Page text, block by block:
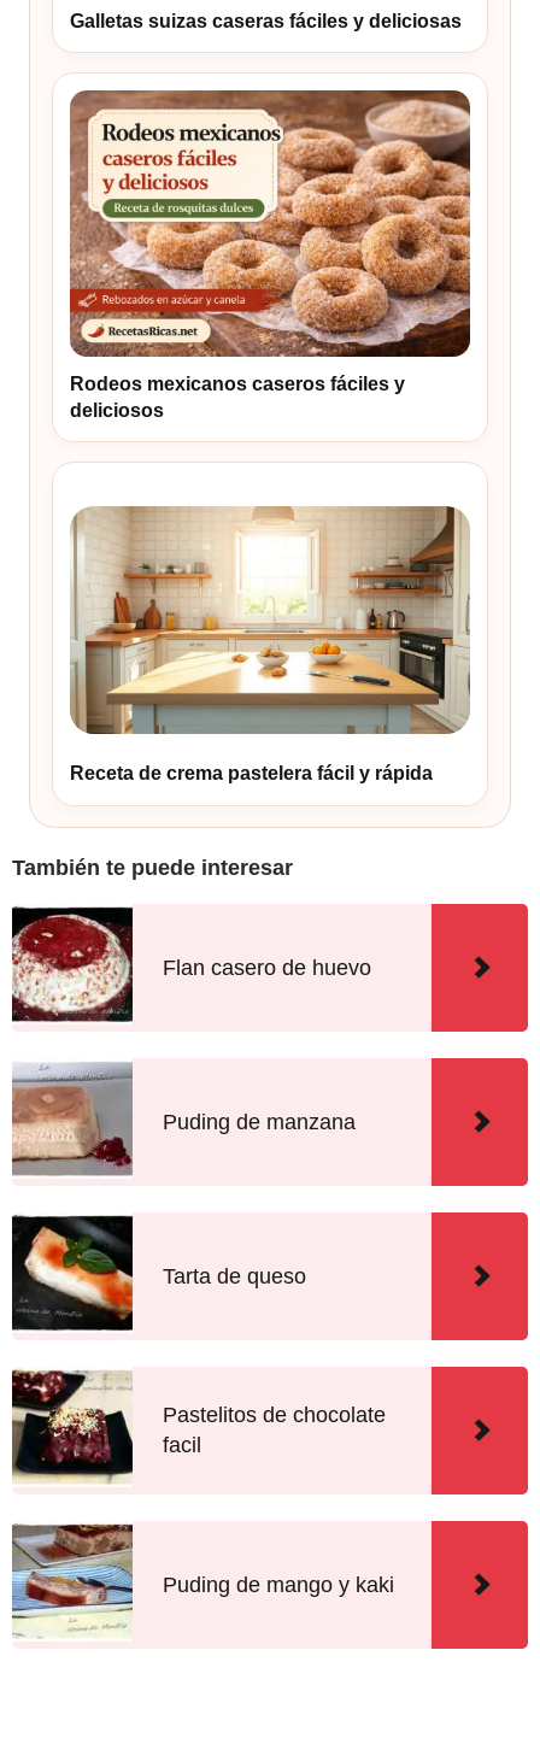
Galletas suizas caseras fáciles y deliciosas
Rodeos mexicanos caseros fáciles y
deliciosos
Receta de crema pastelera fácil y rápida
También te puede interesar
Flan casero de huevo
Puding de manzana
Tarta de queso
Pastelitos de chocolate
facil
Puding de mango y kaki